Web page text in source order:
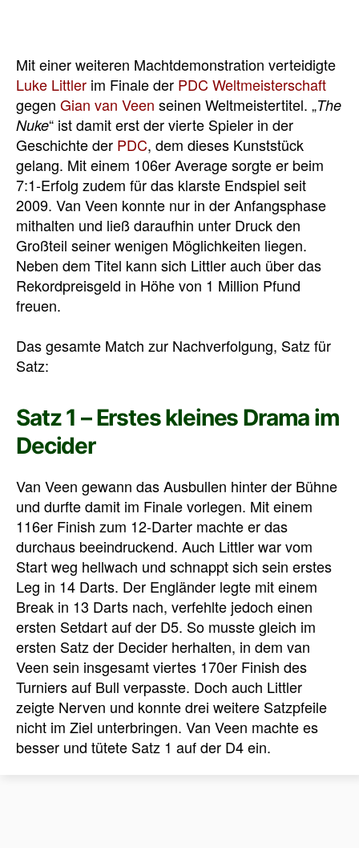
Mit einer weiteren Machtdemonstration verteidigte
Luke Littler im Finale der PDC Weltmeisterschaft
gegen Gian van Veen seinen Weltmeistertitel. „The
Nuke“ ist damit erst der vierte Spieler in der
Geschichte der PDC, dem dieses Kunststück
gelang. Mit einem 106er Average sorgte er beim
7:1-Erfolg zudem für das klarste Endspiel seit
2009. Van Veen konnte nur in der Anfangsphase
mithalten und ließ daraufhin unter Druck den
Großteil seiner wenigen Möglichkeiten liegen.
Neben dem Titel kann sich Littler auch über das
Rekordpreisgeld in Höhe von 1 Million Pfund
freuen.
Das gesamte Match zur Nachverfolgung, Satz für
Satz:
Satz 1 – Erstes kleines Drama im
Decider
Van Veen gewann das Ausbullen hinter der Bühne
und durfte damit im Finale vorlegen. Mit einem
116er Finish zum 12-Darter machte er das
durchaus beeindruckend. Auch Littler war vom
Start weg hellwach und schnappt sich sein erstes
Leg in 14 Darts. Der Engländer legte mit einem
Break in 13 Darts nach, verfehlte jedoch einen
ersten Setdart auf der D5. So musste gleich im
ersten Satz der Decider herhalten, in dem van
Veen sein insgesamt viertes 170er Finish des
Turniers auf Bull verpasste. Doch auch Littler
zeigte Nerven und konnte drei weitere Satzpfeile
nicht im Ziel unterbringen. Van Veen machte es
besser und tütete Satz 1 auf der D4 ein.